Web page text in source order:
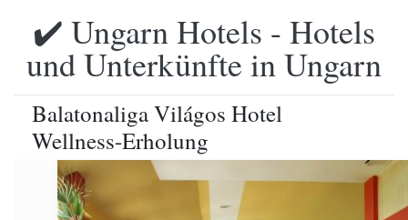
✔️ Ungarn Hotels - Hotels
und Unterkünfte in Ungarn
Balatonaliga Világos Hotel
Wellness-Erholung